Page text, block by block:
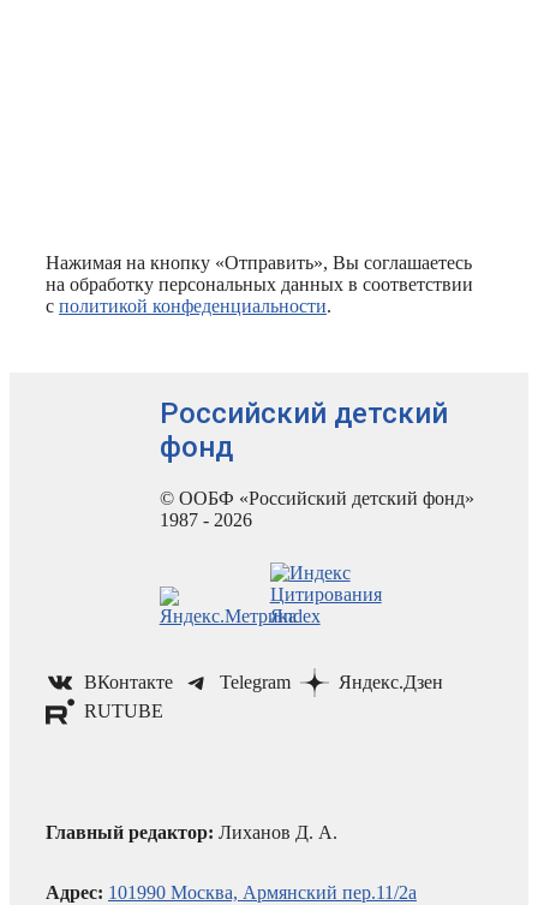
Нажимая на кнопку «Отправить», Вы соглашаетесь
на обработку персональных данных в соответствии
с политикой конфеденциальности.
Российский детский
фонд
© ООБФ «Российский детский фонд»
1987 - 2026
ВКонтакте Telegram
Яндекс.Дзен
RUTUBE
Главный редактор: Лиханов Д. А.
Адрес: 101990 Москва, Армянский пер.11/2а